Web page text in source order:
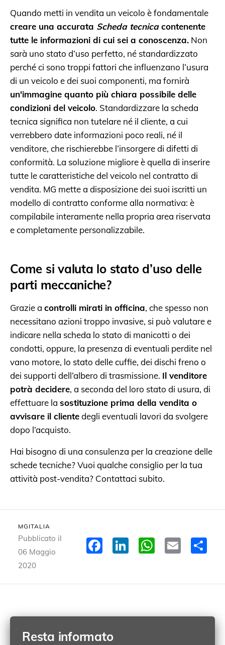
Quando metti in vendita un veicolo è fondamentale
creare una accurata Scheda tecnicacontenente
tutte le informazioni di cui sei a conoscenza. Non
sarà uno stato d’uso perfetto, né standardizzato
perché ci sono troppi fattori che influenzano l’usura
di un veicolo e dei suoi componenti, ma fornirà
un'immagine quanto più chiara possibile delle
condizioni del veicolo. Standardizzare la scheda
tecnica significa non tutelare né il cliente, a cui
verrebbero date informazioni poco reali, né il
venditore, che rischierebbe l’insorgere di difetti di
conformità. La soluzione migliore è quella di inserire
tutte le caratteristiche del veicolo nel contratto di
vendita. MG mette a disposizione dei suoi iscritti un
modello di contratto conforme alla normativa: è
compilabile interamente nella propria area riservata
e completamente personalizzabile.
Come si valuta lo stato d’uso delle
parti meccaniche?
Grazie a controlli mirati in officina, che spesso non
necessitano azioni troppo invasive, si può valutare e
indicare nella scheda lo stato di manicotti o dei
condotti, oppure, la presenza di eventuali perdite nel
vano motore, lo stato delle cuffie, dei dischi freno o
dei supporti dell’albero di trasmissione. Il venditore
potrà decidere, a seconda del loro stato di usura, di
effettuare la sostituzione prima della vendita o
avvisare il clientedegli eventuali lavori da svolgere
dopo l’acquisto.
Hai bisogno di una consulenza per la creazione delle
schede tecniche? Vuoi qualche consiglio per la tua
attività post-vendita? Contattaci subito.
MGITALIA
Pubblicato il
06 Maggio
2020
Facebook
LinkedIn Email
Resta informato